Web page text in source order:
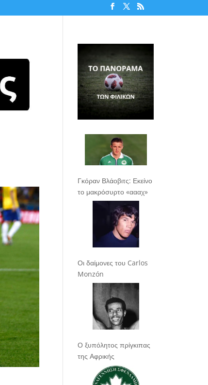
Γκόραν Βλάοβιτς: Εκείνο
το μακρόσυρτο «αααχ»
Οι δαίμονες του Carlos
Monzón
Ο ξυπόλητος πρίγκιπας
της Αφρικής